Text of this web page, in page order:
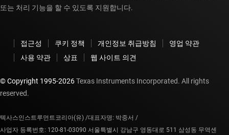
또는 처리 기능을 할 수 있도록 지원합니다.
접근성 쿠키 정책 개인정보 취급방침
영업 약관
사용 약관
상표 웹 사이트 의견
© Copyright 1995-2026Texas Instruments Incorporated. All rights
reserved.
텍사스인스트루먼트코리아(유) /대표자명: 박중서 /
사업자 등록번호: 120-81-03090 서울특별시 강남구 영동대로 511 삼성동 무역센